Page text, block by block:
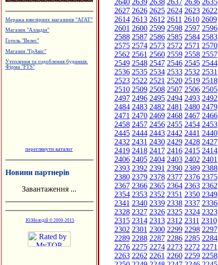
Меража ювелірних магазинів "АГАТ"
Магазин "Алладін"
Готель "Велес"
Магазин "ГрАвіс"
Утеплення та оздоблення будинків.
Фірма "FTS"
переглянути каталог
Новини партнерів
Завантаження ...
Ю.Молодій © 2000-2015
2640 2639 2638 2637 2636 2635
2627 2626 2625 2624 2623 2622
2614 2613 2612 2611 2610 2609
2601 2600 2599 2598 2597 2596
2588 2587 2586 2585 2584 2583
2575 2574 2573 2572 2571 2570
2562 2561 2560 2559 2558 2557
2549 2548 2547 2546 2545 2544
2536 2535 2534 2533 2532 2531
2523 2522 2521 2520 2519 2518
2510 2509 2508 2507 2506 2505
2497 2496 2495 2494 2493 2492
2484 2483 2482 2481 2480 2479
2471 2470 2469 2468 2467 2466
2458 2457 2456 2455 2454 2453
2445 2444 2443 2442 2441 2440
2432 2431 2430 2429 2428 2427
2419 2418 2417 2416 2415 2414
2406 2405 2404 2403 2402 2401
2393 2392 2391 2390 2389 2388
2380 2379 2378 2377 2376 2375
2367 2366 2365 2364 2363 2362
2354 2353 2352 2351 2350 2349
2341 2340 2339 2338 2337 2336
2328 2327 2326 2325 2324 2323
2315 2314 2313 2312 2311 2310
2302 2301 2300 2299 2298 2297
2289 2288 2287 2286 2285 2284
2276 2275 2274 2273 2272 2271
2263 2262 2261 2260 2259 2258